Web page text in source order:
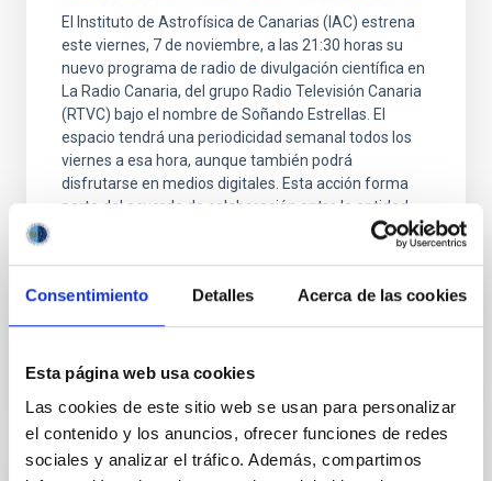
Consentimiento Detalles Acerca de las cookies
Esta página web usa cookies
Las cookies de este sitio web se usan para personalizar
el contenido y los anuncios, ofrecer funciones de redes
sociales y analizar el tráfico. Además, compartimos
El Instituto de Astrofísica de Canarias (IAC) estrena
este viernes, 7 de noviembre, a las 21:30 horas su
nuevo programa de radio de divulgación científica en
La Radio Canaria, del grupo Radio Televisión Canaria
(RTVC) bajo el nombre de Soñando Estrellas. El
espacio tendrá una periodicidad semanal todos los
viernes a esa hora, aunque también podrá
disfrutarse en medios digitales. Esta acción forma
parte del acuerdo de colaboración entre la entidad
científica dirigida por Valentín Martínez Pillet, y el